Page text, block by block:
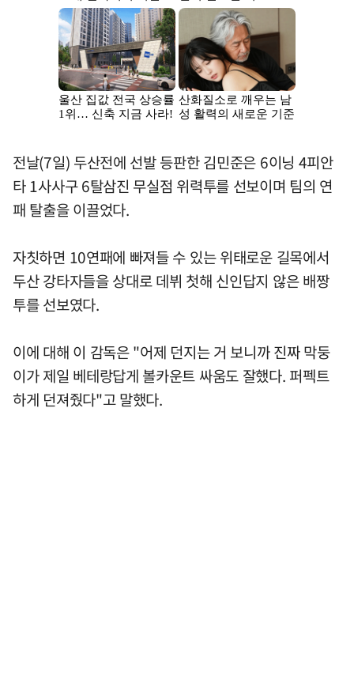
전날(7일) 두산전에 선발 등판한 김민준은 6이닝 4피안
타 1사사구 6탈삼진 무실점 위력투를 선보이며 팀의 연
패 탈출을 이끌었다.
자칫하면 10연패에 빠져들 수 있는 위태로운 길목에서
두산 강타자들을 상대로 데뷔 첫해 신인답지 않은 배짱
투를 선보였다.
이에 대해 이 감독은 "어제 던지는 거 보니까 진짜 막둥
이가 제일 베테랑답게 볼카운트 싸움도 잘했다. 퍼펙트
하게 던져줬다"고 말했다.